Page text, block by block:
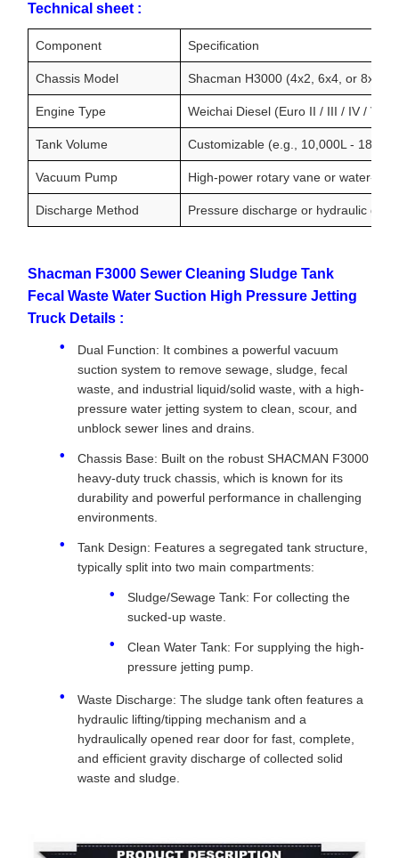
Technical sheet :
Component Specification
Chassis Model Shacman H3000 (4x2, 6x4, or 8x4
Engine Type Weichai Diesel (Euro II / III / IV / V)
Tank Volume Customizable (e.g., 10,000L -
Vacuum Pump High-power rotary vane or water-
Discharge Method Pressure discharge or hydraulic
Shacman F3000 Sewer Cleaning Sludge Tank
Fecal Waste Water Suction High Pressure Jetting
Truck Details :
Dual Function: It combines a powerful vacuum
suction system to remove sewage, sludge, fecal
waste, and industrial liquid/solid waste, with a high-
pressure water jetting system to clean, scour, and
unblock sewer lines and drains.
Chassis Base: Built on the robust SHACMAN F3000
heavy-duty truck chassis, which is known for its
durability and powerful performance in challenging
environments.
Tank Design: Features a segregated tank structure,
typically split into two main compartments:
Sludge/Sewage Tank: For collecting the
sucked-up waste.
Clean Water Tank: For supplying the high-
pressure jetting pump.
Waste Discharge: The sludge tank often features a
hydraulic lifting/tipping mechanism and a
hydraulically opened rear door for fast, complete,
and efficient gravity discharge of collected solid
waste and sludge.